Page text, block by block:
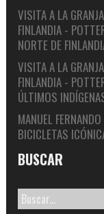
VISITA A LA
FINLANDIA -
NORTE DE
VISITA A LA
FINLANDIA -
ÚLTIMOS
MANUEL
BICICLETAS
BUSCAR